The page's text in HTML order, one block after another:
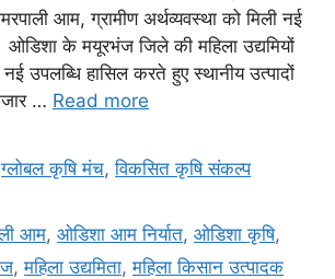
आम, ग्रामीण अर्थव्यवस्था को मिली नई
के मयूरभंज जिले की महिला उद्यमियों
उपलब्धि हासिल करते हुए स्थानीय उत्पादों
… Read more
ग्लोबल कृषि मंच,विकसित कृषि संकल्प
आम,ओडिशा आम निर्यात,ओडिशा कृषि,
,महिला उद्यमिता,महिला किसान उत्पादक